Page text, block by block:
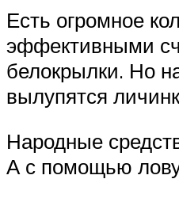
Есть огромное
эффективными
белокрылки. Но
вылупятся
Народные
А с помощью